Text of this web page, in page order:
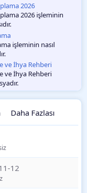
2026
2026 işleminin
işleminin nasıl
ve İhya Rehberi
ve İhya Rehberi
Daha Fazlası
12